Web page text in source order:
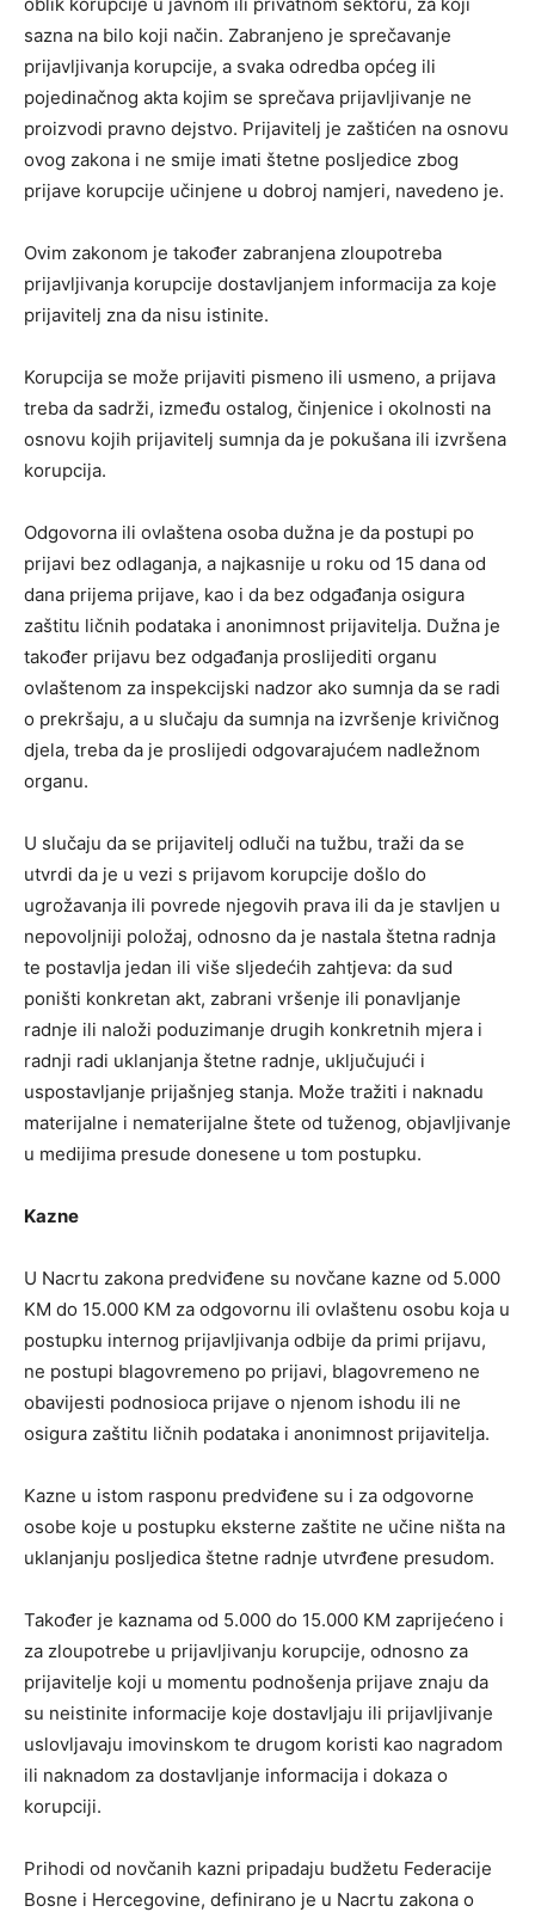
sazna na bilo koji način. Zabranjeno je sprečavanje
prijavljivanja korupcije, a svaka odredba općeg ili
pojedinačnog akta kojim se sprečava prijavljivanje ne
proizvodi pravno dejstvo. Prijavitelj je zaštićen na osnovu
ovog zakona i ne smije imati štetne posljedice zbog
prijave korupcije učinjene u dobroj namjeri, navedeno je.
Ovim zakonom je također zabranjena zloupotreba
prijavljivanja korupcije dostavljanjem informacija za koje
prijavitelj zna da nisu istinite.
Korupcija se može prijaviti pismeno ili usmeno, a prijava
treba da sadrži, između ostalog, činjenice i okolnosti na
osnovu kojih prijavitelj sumnja da je pokušana ili izvršena
korupcija.
Odgovorna ili ovlaštena osoba dužna je da postupi po
prijavi bez odlaganja, a najkasnije u roku od 15 dana od
dana prijema prijave, kao i da bez odgađanja osigura
zaštitu ličnih podataka i anonimnost prijavitelja. Dužna je
također prijavu bez odgađanja proslijediti organu
ovlaštenom za inspekcijski nadzor ako sumnja da se radi
o prekršaju, a u slučaju da sumnja na izvršenje krivičnog
djela, treba da je proslijedi odgovarajućem nadležnom
organu.
U slučaju da se prijavitelj odluči na tužbu, traži da se
utvrdi da je u vezi s prijavom korupcije došlo do
ugrožavanja ili povrede njegovih prava ili da je stavljen u
nepovoljniji položaj, odnosno da je nastala štetna radnja
te postavlja jedan ili više sljedećih zahtjeva: da sud
poništi konkretan akt, zabrani vršenje ili ponavljanje
radnje ili naloži poduzimanje drugih konkretnih mjera i
radnji radi uklanjanja štetne radnje, uključujući i
uspostavljanje prijašnjeg stanja. Može tražiti i naknadu
materijalne i nematerijalne štete od tuženog, objavljivanje
u medijima presude donesene u tom postupku.
Kazne
U Nacrtu zakona predviđene su novčane kazne od 5.000
KM do 15.000 KM za odgovornu ili ovlaštenu osobu koja u
postupku internog prijavljivanja odbije da primi prijavu,
ne postupi blagovremeno po prijavi, blagovremeno ne
obavijesti podnosioca prijave o njenom ishodu ili ne
osigura zaštitu ličnih podataka i anonimnost prijavitelja.
Kazne u istom rasponu predviđene su i za odgovorne
osobe koje u postupku eksterne zaštite ne učine ništa na
uklanjanju posljedica štetne radnje utvrđene presudom.
Također je kaznama od 5.000 do 15.000 KM zaprijećeno i
za zloupotrebe u prijavljivanju korupcije, odnosno za
prijavitelje koji u momentu podnošenja prijave znaju da
su neistinite informacije koje dostavljaju ili prijavljivanje
uslovljavaju imovinskom te drugom koristi kao nagradom
ili naknadom za dostavljanje informacija i dokaza o
korupciji.
Prihodi od novčanih kazni pripadaju budžetu Federacije
Bosne i Hercegovine, definirano je u Nacrtu zakona o